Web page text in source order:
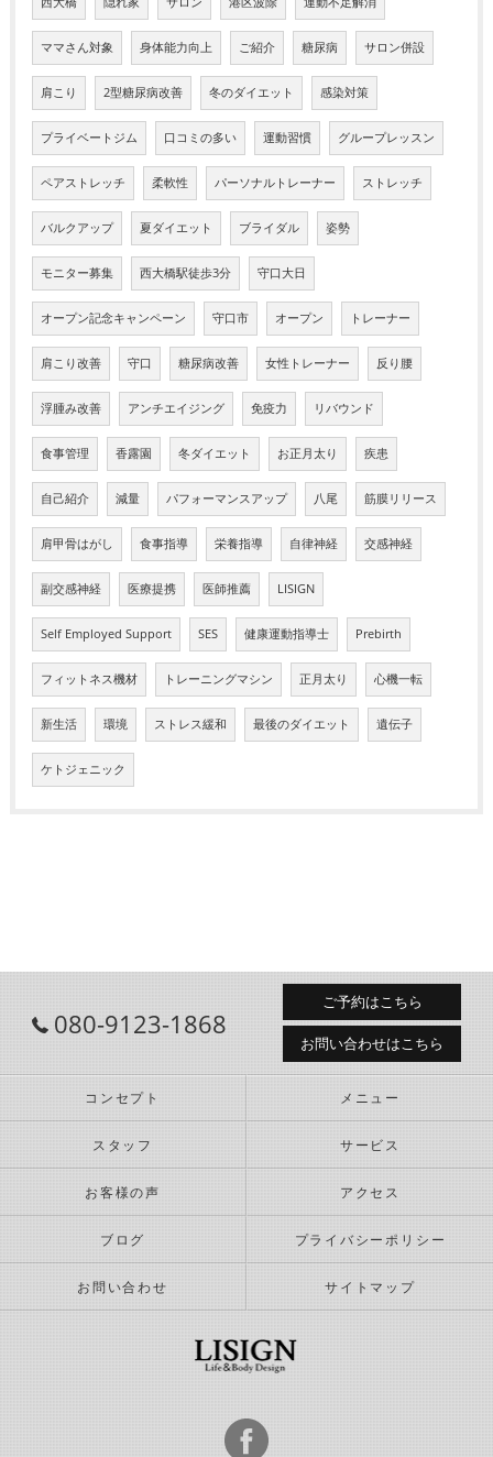
ママさん対象 身体能力向上 ご紹介 糖尿病 サロン併設
肩こり 2型糖尿病改善 冬のダイエット 感染対策
プライベートジム 口コミの多い 運動習慣 グループレッスン
ペアストレッチ 柔軟性 パーソナルトレーナー ストレッチ
バルクアップ 夏ダイエット ブライダル 姿勢
モニター募集 西大橋駅徒歩3分 守口大日
オープン記念キャンペーン 守口市 オープン トレーナー
肩こり改善 守口 糖尿病改善 女性トレーナー 反り腰
浮腫み改善 アンチエイジング 免疫力 リバウンド
食事管理 香露園 冬ダイエット お正月太り 疾患
自己紹介 減量 パフォーマンスアップ 八尾 筋膜リリース
肩甲骨はがし 食事指導 栄養指導 自律神経 交感神経
副交感神経 医療提携 医師推薦 LISIGN
Self Employed Support SES 健康運動指導士 Prebirth
フィットネス機材 トレーニングマシン 正月太り 心機一転
新生活 環境 ストレス緩和 最後のダイエット 遺伝子
ケトジェニック
080-9123-1868
ご予約はこちら
お問い合わせはこちら
コンセプト メニュー
スタッフ サービス
お客様の声 アクセス
ブログ プライバシーポリシー
お問い合わせ サイトマップ